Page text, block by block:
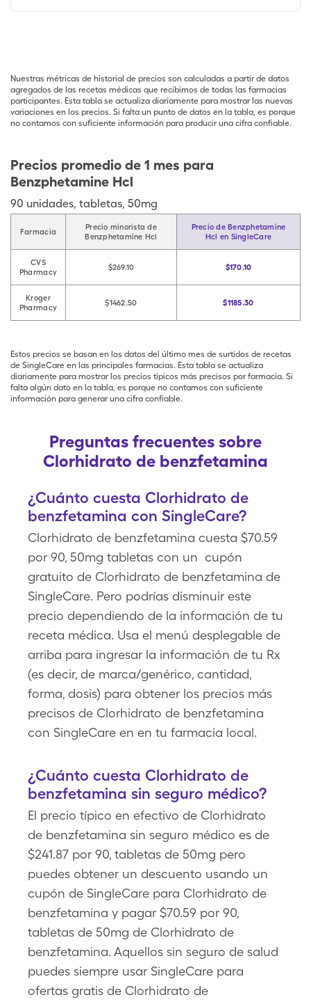
Nuestras métricas de historial de precios son calculadas a partir de datos
agregados de las recetas médicas que recibimos de todas las farmacias
participantes. Esta tabla se actualiza diariamente para mostrar las nuevas
variaciones en los precios. Si falta un punto de datos en la tabla, es porque
no contamos con suficiente información para producir una cifra confiable.
Precios promedio de 1 mes para
Benzphetamine Hcl
90 unidades, tabletas, 50mg
Farmacia
Precio minorista de
Benzphetamine Hcl
Precio de Benzphetamine
Hcl en SingleCare
CVS
Pharmacy
$269.10 $170.10
Kroger
Pharmacy
$1462.50 $1185.30
Estos precios se basan en los datos del último mes de surtidos de recetas
de SingleCare en las principales farmacias. Esta tabla se actualiza
diariamente para mostrar los precios típicos más precisos por farmacia. Si
falta algún dato en la tabla, es porque no contamos con suficiente
información para generar una cifra confiable.
Preguntas frecuentes sobre
Clorhidrato de benzfetamina
¿Cuánto cuesta Clorhidrato de
benzfetamina con SingleCare?
Clorhidrato de benzfetamina cuesta $70.59
por 90, 50mg tabletas con un cupón
gratuito de Clorhidrato de benzfetamina de
SingleCare. Pero podrías disminuir este
precio dependiendo de la información de tu
receta médica. Usa el menú desplegable de
arriba para ingresar la información de tu Rx
(es decir, de marca/genérico, cantidad,
forma, dosis) para obtener los precios más
precisos de Clorhidrato de benzfetamina
con SingleCare en en tu farmacia local.
¿Cuánto cuesta Clorhidrato de
benzfetamina sin seguro médico?
El precio típico en efectivo de Clorhidrato
de benzfetamina sin seguro médico es de
$241.87 por 90, tabletas de 50mg pero
puedes obtener un descuento usando un
cupón de SingleCare para Clorhidrato de
benzfetamina y pagar $70.59 por 90,
tabletas de 50mg de Clorhidrato de
benzfetamina. Aquellos sin seguro de salud
puedes siempre usar SingleCare para
ofertas gratis de Clorhidrato de